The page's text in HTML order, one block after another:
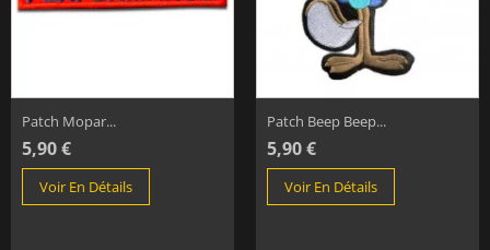
Patch Mopar...
5,90 €
Voir En Détails
Patch Beep Beep...
5,90 €
Voir En Détails